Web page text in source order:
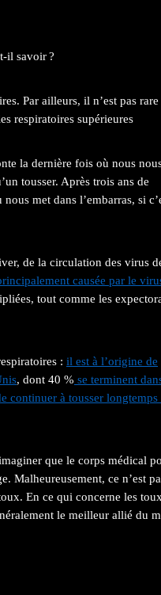
il savoir?
Par ailleurs, il n’est pas rare
respiratoires supérieures
la dernière fois où nous
tousser. Après trois ans de
met dans l’embarras, si
de la circulation des virus
causée par le
tout comme les
: il est à l’origine de
, dont 40 % se terminent
continuer à tousser longtemps
que le corps médical
Malheureusement, ce n’est
En ce qui concerne les
le meilleur allié du